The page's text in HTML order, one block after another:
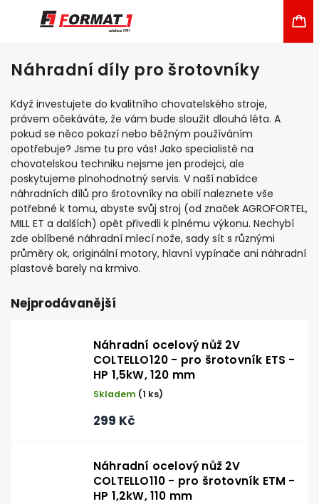
Náhradní díly pro šrotovníky
Když investujete do kvalitního chovatelského stroje,
právem očekáváte, že vám bude sloužit dlouhá léta. A
pokud se něco pokazí nebo běžným používáním
opotřebuje? Jsme tu pro vás! Jako specialisté na
chovatelskou techniku nejsme jen prodejci, ale
poskytujeme plnohodnotný servis. V naší nabídce
náhradních dílů pro šrotovníky na obilí naleznete vše
potřebné k tomu, abyste svůj stroj (od značek AGROFORTEL,
MILL ET a dalších) opět přivedli k plnému výkonu. Nechybí
zde oblíbené náhradní mlecí nože, sady sít s různými
průměry ok, originální motory, hlavní vypínače ani náhradní
plastové barely na krmivo.
Nejprodávanější
Náhradní ocelový nůž 2V
COLTELLO120 - pro šrotovník ETS -
HP 1,5kW, 120 mm
Skladem (1 ks)
299 Kč
Náhradní ocelový nůž 2V
COLTELLO110 - pro šrotovník ETM -
HP 1,2kW, 110 mm